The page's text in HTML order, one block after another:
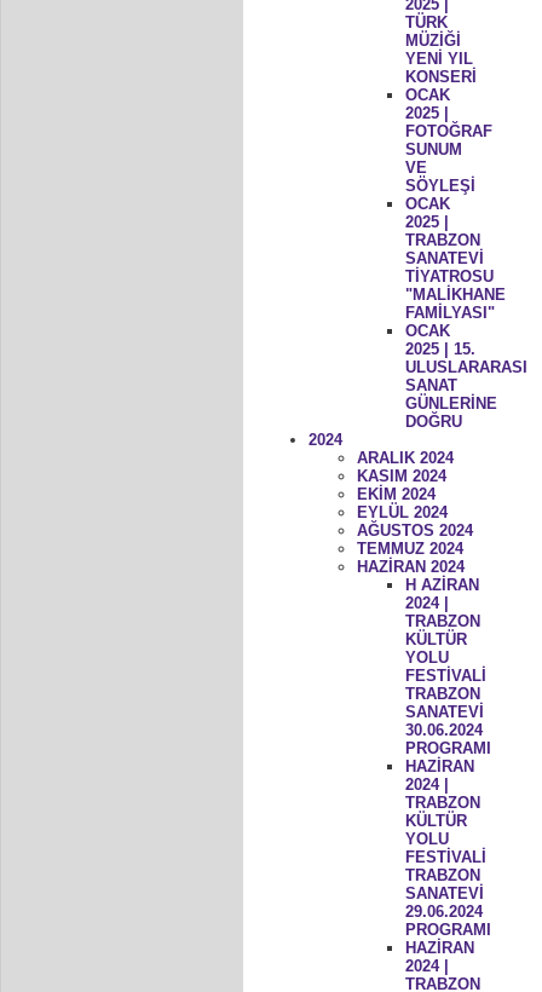
2025 |
TÜRK
MÜZİĞİ
YENİ YIL
KONSERİ
OCAK
2025 |
FOTOĞRAF
SUNUM
VE
SÖYLEŞİ
OCAK
2025 |
TRABZON
SANATEVİ
TİYATROSU
"MALİKHANE
FAMİLYASI"
OCAK
2025 | 15.
ULUSLARARASI
SANAT
GÜNLERİNE
DOĞRU
2024
ARALIK 2024
KASIM 2024
EKİM 2024
EYLÜL 2024
AĞUSTOS 2024
TEMMUZ 2024
HAZİRAN 2024
H AZİRAN
2024 |
TRABZON
KÜLTÜR
YOLU
FESTİVALİ
TRABZON
SANATEVİ
30.06.2024
PROGRAMI
HAZİRAN
2024 |
TRABZON
KÜLTÜR
YOLU
FESTİVALİ
TRABZON
SANATEVİ
29.06.2024
PROGRAMI
HAZİRAN
2024 |
TRABZON